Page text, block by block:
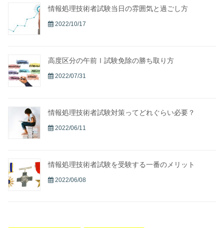
情報処理技術者試験当日の雰囲気と過ごし方
2022/10/17
高度区分の午前Ⅰ試験免除の勝ち取り方
2022/07/31
情報処理技術者試験対策ってどれぐらい必要？
2022/06/11
情報処理技術者試験を受験する一番のメリット
2022/06/08